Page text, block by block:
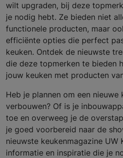
wilt upgraden, bij deze
je nodig hebt. Ze bieden niet
functionele producten, maar
efficiënte opties die perfect
keuken. Ontdek de nieuwste
die deze topmerken te bieden
jouw keuken met producten
Heb je plannen om een
verbouwen? Of is je
toe en overweeg je de
je goed voorbereid naar de
nieuwste keukenmagazine UW
informatie en inspiratie die je